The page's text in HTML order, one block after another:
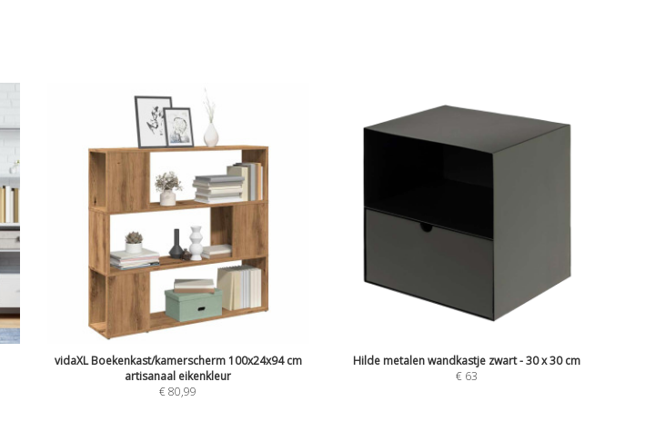
vidaXL Boekenkast/kamerscherm 100x24x94 cm
artisanaal eikenkleur
€80,99
Hilde metalen wandkastje zwart - 30 x 30 cm
€ 63